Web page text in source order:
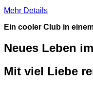
Mehr Details
Ein cooler Club in
Neues Leben
Mit viel Liebe